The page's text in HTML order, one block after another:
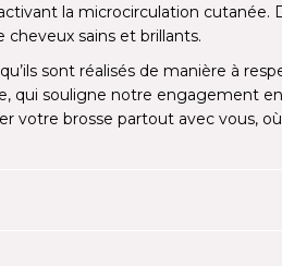
la microcirculation cutanée.
sains et brillants.
sont réalisés de manière à
qui souligne notre engagement
brosse partout avec vous, où